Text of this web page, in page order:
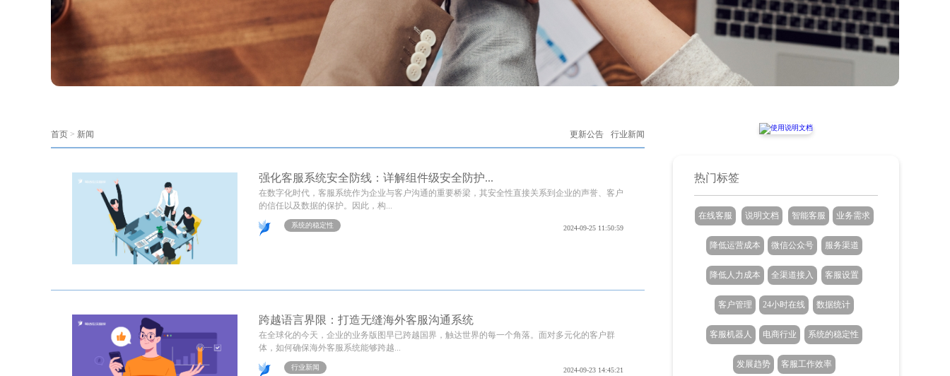
行业新闻
更新公告
首页 > 新闻
强化客服系统安全防线：详解组件级安全防护...
在数字化时代，客服系统作为企业与客户沟通的重要桥梁，其安全性直接关系到企业的声誉、客户
的信任以及数据的保护。因此，构...
系统的稳定性 2024-09-25 11:50:59
跨越语言界限：打造无缝海外客服沟通系统
在全球化的今天，企业的业务版图早已跨越国界，触达世界的每一个角落。面对多元化的客户群
体，如何确保海外客服系统能够跨越...
行业新闻 2024-09-23 14:45:21
热门标签
在线客服 说明文档 智能客服 业务需求
降低运营成本 微信公众号 服务渠道
降低人力成本 全渠道接入 客服设置
客户管理 24小时在线 数据统计
客服机器人 电商行业 系统的稳定性
发展趋势 客服工作效率